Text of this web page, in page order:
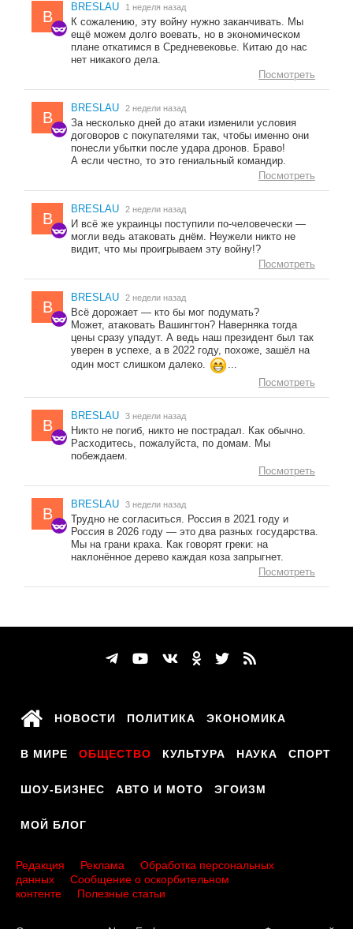
B
BRESLAU 1 неделя назад
К сожалению, эту войну нужно заканчивать. Мы
ещё можем долго воевать, но в экономическом
плане откатимся в Средневековье. Китаю до нас
нет никакого дела.
Посмотреть
B
BRESLAU 2 недели назад
За несколько дней до атаки изменили условия
договоров с покупателями так, чтобы именно они
понесли убытки после удара дронов. Браво!
А если честно, то это гениальный командир.
Посмотреть
B
BRESLAU 2 недели назад
И всё же украинцы поступили по-человечески —
могли ведь атаковать днём. Неужели никто не
видит, что мы проигрываем эту войну!?
Посмотреть
B
BRESLAU 2 недели назад
Всё дорожает — кто бы мог подумать?
Может, атаковать Вашингтон? Наверняка тогда
цены сразу упадут. А ведь наш президент был так
уверен в успехе, а в 2022 году, похоже, зашёл на
один мост слишком далеко.
...
Посмотреть
B
BRESLAU 3 недели назад
Никто не погиб, никто не пострадал. Как обычно.
Расходитесь, пожалуйста, по домам. Мы
побеждаем.
Посмотреть
B
BRESLAU 3 недели назад
Трудно не согласиться. Россия в 2021 году и
Россия в 2026 году — это два разных государства.
Мы на грани краха. Как говорят греки: на
наклонённое дерево каждая коза запрыгнет.
Посмотреть
НОВОСТИ ПОЛИТИКА ЭКОНОМИКА
В МИРЕ ОБЩЕСТВО КУЛЬТУРА НАУКА СПОРТ
ШОУ-БИЗНЕС АВТО И МОТО ЭГОИЗМ
МОЙ БЛОГ
Редакция Реклама
Обработка персональных
данных
Сообщение о оскорбительном
контенте
Полезные статьи